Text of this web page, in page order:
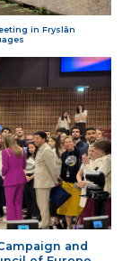
in Fryslân
and